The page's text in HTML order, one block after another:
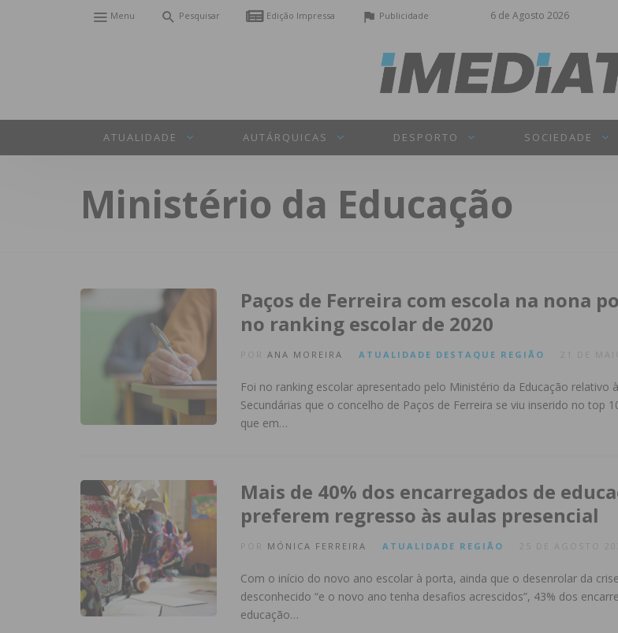
6 de Agosto 2026
Menu Pesquisar Edição Impressa Publicidade
ATUALIDADE AUTÁRQUICAS DESPORTO SOCIEDADE
Ministério da Educação
Paços de Ferreira com escola na nona
no ranking escolar de 2020
ANA MOREIRA ATUALIDADE DESTAQUE REGIÃO 21 DE
Foi no ranking escolar apresentado pelo Ministério da Educação relativo
Secundárias que o concelho de Paços de Ferreira se viu inserido no top
que em…
Mais de 40% dos encarregados de
preferem regresso às aulas presencial
MÓNICA FERREIRA ATUALIDADE REGIÃO 25 DE AGOSTO
Com o início do novo ano escolar à porta, ainda que o desenrolar da
desconhecido “e o novo ano tenha desafios acrescidos”, 43% dos
educação…